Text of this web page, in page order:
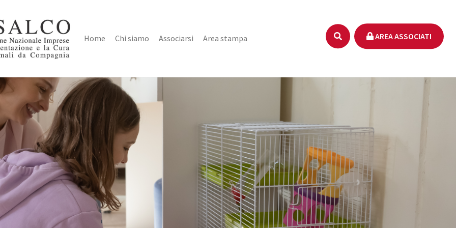
Home Chi siamo Associarsi Area stampa AREA ASSOCIATI